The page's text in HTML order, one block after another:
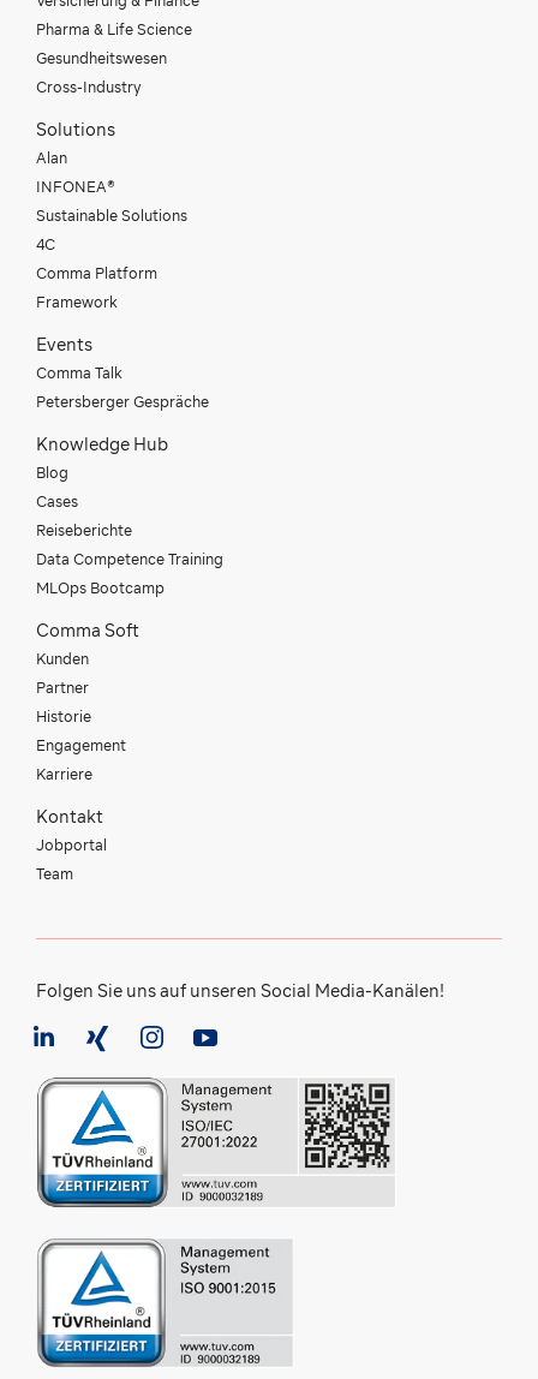
Pharma & Life Science
Gesundheitswesen
Cross-Industry
Solutions
Alan
INFONEA®
Sustainable Solutions
4C
Comma Platform
Framework
Events
Comma Talk
Petersberger Gespräche
Knowledge Hub
Blog
Cases
Reiseberichte
Data Competence Training
MLOps Bootcamp
Comma Soft
Kunden
Partner
Historie
Engagement
Karriere
Kontakt
Jobportal
Team
Folgen Sie uns auf unseren Social Media-Kanälen!